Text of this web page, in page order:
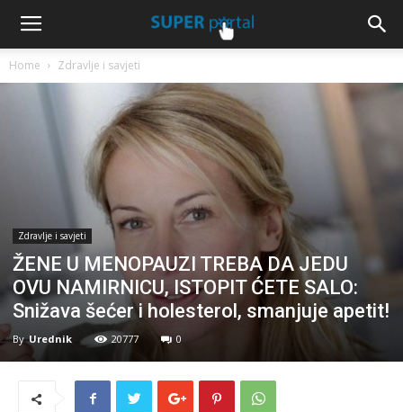
Home Zdravlje i savjeti
Zdravlje i savjeti
ŽENE U MENOPAUZI TREBA DA JEDU
OVU NAMIRNICU, ISTOPIT ĆETE SALO:
Snižava šećer i holesterol, smanjuje apetit!
By Urednik 20777 0